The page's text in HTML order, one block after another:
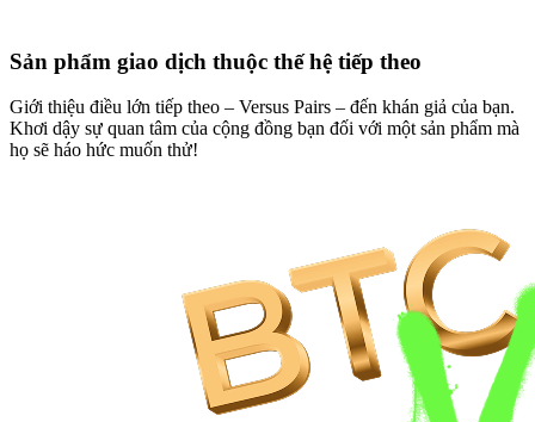
Sản phẩm giao dịch thuộc thế hệ tiếp theo
Giới thiệu điều lớn tiếp theo – Versus Pairs – đến khán giả của bạn.
Khơi dậy sự quan tâm của cộng đồng bạn đối với một sản phẩm mà
họ sẽ háo hức muốn thử!